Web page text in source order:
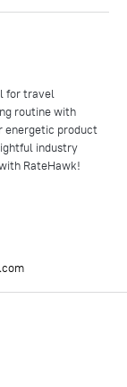
for travel
routine with
energetic product
industry
RateHawk!